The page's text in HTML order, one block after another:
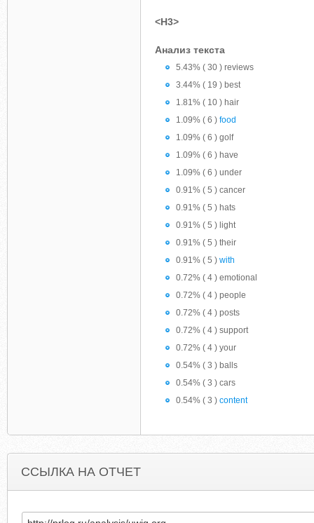
<H3>
Анализ текста
5.43% ( 30 ) reviews
3.44% ( 19 ) best
1.81% ( 10 ) hair
1.09% ( 6 ) food
1.09% ( 6 ) golf
1.09% ( 6 ) have
1.09% ( 6 ) under
0.91% ( 5 ) cancer
0.91% ( 5 ) hats
0.91% ( 5 ) light
0.91% ( 5 ) their
0.91% ( 5 ) with
0.72% ( 4 ) emotional
0.72% ( 4 ) people
0.72% ( 4 ) posts
0.72% ( 4 ) support
0.72% ( 4 ) your
0.54% ( 3 ) balls
0.54% ( 3 ) cars
0.54% ( 3 ) content
ССЫЛКА НА ОТЧЕТ